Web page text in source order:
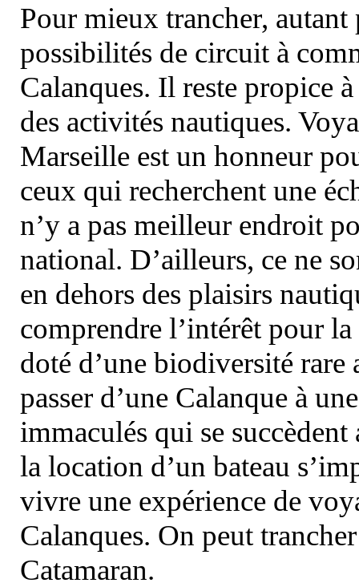
Pour mieux trancher, autant
possibilités de circuit à
Calanques. Il reste propice
des activités nautiques.
Marseille est un honneur
ceux qui recherchent une
n’y a pas meilleur endroit
national. D’ailleurs, ce ne
en dehors des plaisirs
comprendre l’intérêt pour
doté d’une biodiversité
passer d’une Calanque à
immaculés qui se
la location d’un bateau
vivre une expérience de
Calanques. On peut
Catamaran.